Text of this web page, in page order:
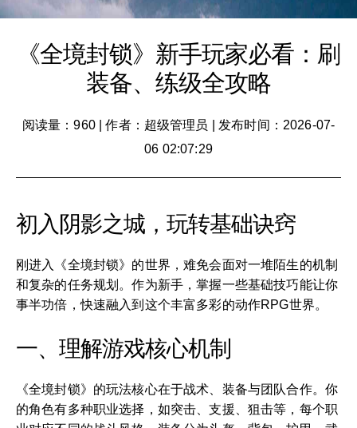
《全境封锁》新手玩家必看：刷
装备、练级全攻略
阅读量：960|作者：超级管理员
发布时间：2026-07-
06 02:07:29
初入阴影之城，玩转基础诀窍
刚进入《全境封锁》的世界，难免会面对一堆陌生的机制
和复杂的任务规划。作为新手，掌握一些基础技巧能让你
事半功倍，快速融入到这个丰富多彩的动作RPG世界。
一、理解游戏核心机制
《全境封锁》的玩法核心在于战术、装备与团队合作。你
的角色有多种职业选择，如突击、支援、狙击等，每个职